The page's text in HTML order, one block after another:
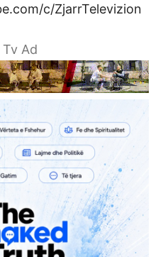
c/ZjarrTelevizion
Ad